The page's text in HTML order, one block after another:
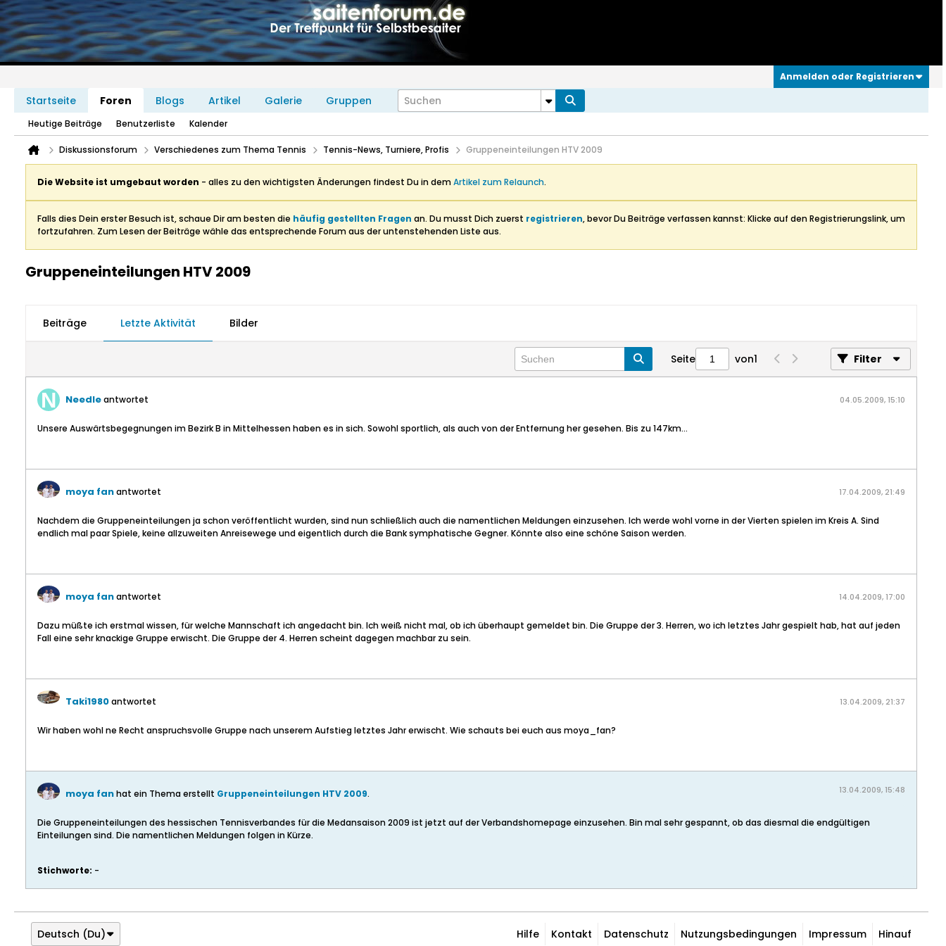
Anmelden oder Registrieren
Startseite Foren Blogs Artikel Galerie Gruppen
Heutige Beiträge Benutzerliste Kalender
Diskussionsforum Verschiedenes zum Thema Tennis Tennis-News, Turniere, Profis Gruppeneinteilungen HTV 2009
Die Website ist umgebaut worden - alles zu den wichtigsten Änderungen findest Du in demArtikel zum Relaunch.
Falls dies Dein erster Besuch ist, schaue Dir am besten die häufig gestellten Fragen an. Du musst Dich zuerst registrieren, bevor Du Beiträge verfassen kannst: Klicke auf den Registrierungslink, um
fortzufahren. Zum Lesen der Beiträge wähle das entsprechende Forum aus der untenstehenden Liste aus.
Gruppeneinteilungen HTV 2009
Beiträge Letzte Aktivität Bilder
Seite von1 Filter
Needleantwortet 04.05.2009, 15:10
Unsere Auswärtsbegegnungen im Bezirk B in Mittelhessen haben es in sich. Sowohl sportlich, als auch von der Entfernung her gesehen. Bis zu 147km...
moya fanantwortet 17.04.2009, 21:49
Nachdem die Gruppeneinteilungen ja schon veröffentlicht wurden, sind nun schließlich auch die namentlichen Meldungen einzusehen. Ich werde wohl vorne in der Vierten spielen im Kreis A. Sind
endlich mal paar Spiele, keine allzuweiten Anreisewege und eigentlich durch die Bank symphatische Gegner. Könnte also eine schöne Saison werden.
moya fanantwortet 14.04.2009, 17:00
Dazu müßte ich erstmal wissen, für welche Mannschaft ich angedacht bin. Ich weiß nicht mal, ob ich überhaupt gemeldet bin. Die Gruppe der 3. Herren, wo ich letztes Jahr gespielt hab, hat auf jeden
Fall eine sehr knackige Gruppe erwischt. Die Gruppe der 4. Herren scheint dagegen machbar zu sein.
Taki1980antwortet 13.04.2009, 21:37
Wir haben wohl ne Recht anspruchsvolle Gruppe nach unserem Aufstieg letztes Jahr erwischt. Wie schauts bei euch aus moya_fan?
moya fanhat ein Thema erstellt Gruppeneinteilungen HTV 2009. 13.04.2009, 15:48
Die Gruppeneinteilungen des hessischen Tennisverbandes für die Medansaison 2009 ist jetzt auf der Verbandshomepage einzusehen. Bin mal sehr gespannt, ob das diesmal die endgültigen
Einteilungen sind. Die namentlichen Meldungen folgen in Kürze.
Stichworte: -
Deutsch (Du) Hilfe Kontakt Datenschutz Nutzungsbedingungen Impressum Hinauf